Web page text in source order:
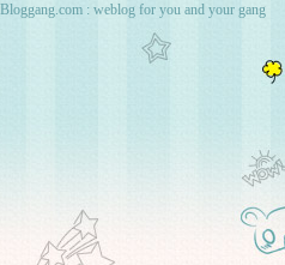
Bloggang.com : weblog for you and your gang